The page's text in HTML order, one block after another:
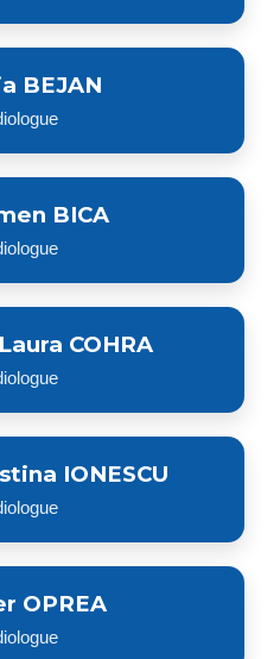
BEJAN
BICA
COHRA
IONESCU
OPREA